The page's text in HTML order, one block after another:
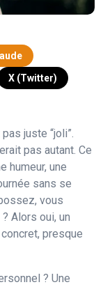
X (Twitter)
juste “joli”.
pas autant. Ce
humeur, une
sans se
vous
Alors oui, un
presque
? Une